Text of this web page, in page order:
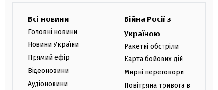
Всі новини
Головні новини
Новини України
Прямий ефір
Відеоновини
Аудіоновини
Війна Росії з
Україною
Ракетні обстріли
Карта бойових дій
Мирні переговори
Повітряна тривога в